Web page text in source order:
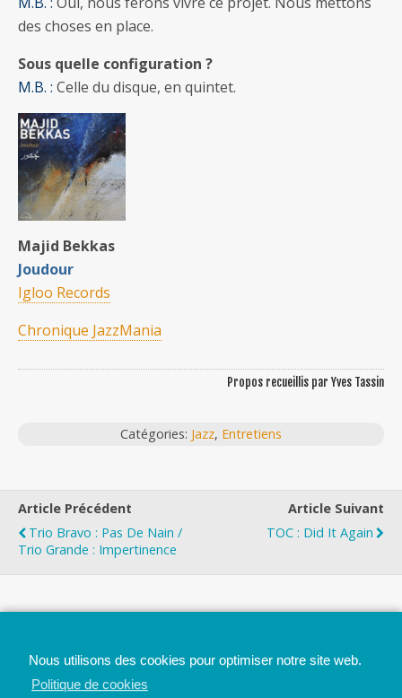
des choses en place.
Sous quelle configuration ?
M.B. : Celle du disque, en quintet.
Majid Bekkas
Joudour
Igloo Records
Chronique JazzMania
Propos recueillis par Yves Tassin
Catégories: Jazz, Entretiens
Article Précédent
Trio Bravo : Pas De Nain /
Trio Grande : Impertinence
Article Suivant
TOC : Did It Again
Nous utilisons des cookies pour optimiser notre site web.
Politique de cookies